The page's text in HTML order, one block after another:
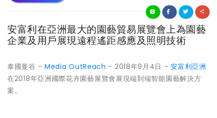
安富利在亞洲最大的園藝貿易展覽會上為園藝
企業及用戶展現遠程遙距感應及照明技術
泰國曼谷 - Media OutReach - 2018年9月4日 -安富利亞洲
在2018年亞洲國際花卉園藝展覽會展現端到端智能園藝解決方
案。